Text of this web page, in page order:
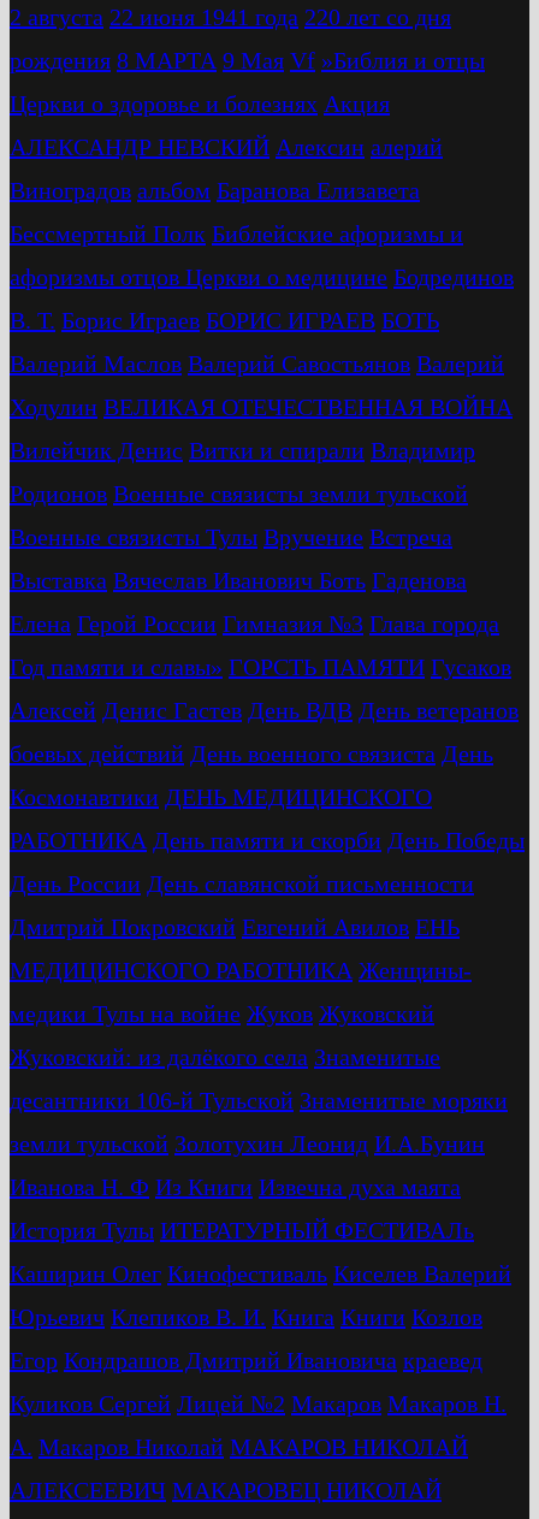
2 августа 22 июня 1941 года 220 лет со дня
рождения 8 МАРТА 9 Мая Vf »Библия и отцы
Церкви о здоровье и болезнях Акция
АЛЕКСАНДР НЕВСКИЙ Алексин алерий
Виноградов альбом Баранова Елизавета
Бессмертный Полк Библейские афоризмы и
афоризмы отцов Церкви о медицине Бодрединов
В. Т. Бориc Играев БОРИС ИГРАЕВ БОТЬ
Валерий Маслов Валерий Савостьянов Валерий
Ходулин ВЕЛИКАЯ ОТЕЧЕСТВЕННАЯ ВОЙНА
Вилейчик Денис Витки и спирали Владимир
Родионов Военные связисты земли тульской
Военные связисты Тулы Вручение Встреча
Выставка Вячеслав Иванович Боть Гаденова
Елена Герой России Гимназия №3 Глава города
Год памяти и славы» ГОРСТЬ ПАМЯТИ Гусаков
Алексей Денис Гастев День ВДВ День ветеранов
боевых действий День военного связиста День
Космонавтики ДЕНЬ МЕДИЦИНСКОГО
РАБОТНИКА День памяти и скорби День Победы
День России День славянской письменности
Дмитрий Покровский Евгений Авилов ЕНЬ
МЕДИЦИНСКОГО РАБОТНИКА Женщины-
медики Тулы на войне Жуков Жуковский
Жуковский: из далёкого села Знаменитые
десантники 106-й Тульской Знаменитые моряки
земли тульской Золотухин Леонид И.А.Бунин
Иванова Н. Ф Из Книги Извечна духа маята
История Тулы ИТЕРАТУРНЫЙ ФЕСТИВАЛь
Каширин Олег Кинофестиваль Киселев Валерий
Юрьевич Клепиков В. И. Книга Книги Козлов
Егор Кондрашов Дмитрий Ивановича краевед
Куликов Сергей Лицей №2 Макаров Макаров Н.
А. Макаров Николай МАКАРОВ НИКОЛАЙ
АЛЕКСЕЕВИЧ МАКАРОВЕЦ НИКОЛАЙ